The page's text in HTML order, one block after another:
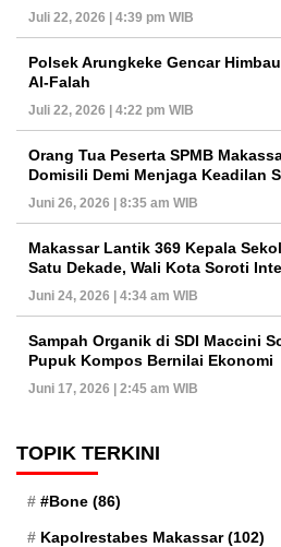
Juli 22, 2026 | 4:39 pm WIB
Polsek Arungkeke Gencar
Al-Falah
Juli 22, 2026 | 4:22 pm WIB
Orang Tua Peserta SPMB
Domisili Demi Menjaga Keadilan
Juni 26, 2026 | 8:35 am WIB
Makassar Lantik 369 Kepala
Satu Dekade, Wali Kota Soroti
Juni 24, 2026 | 4:34 am WIB
Sampah Organik di SDI Maccini
Pupuk Kompos Bernilai Ekonomi
Juni 17, 2026 | 2:45 am WIB
TOPIK TERKINI
#Bone (86)
Kapolrestabes Makassar(102)